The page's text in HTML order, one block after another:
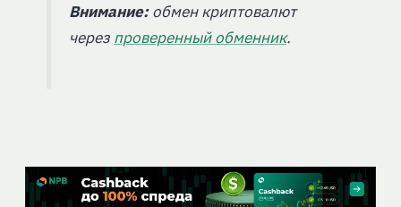
Внимание:обмен криптовалют
через проверенный обменник.